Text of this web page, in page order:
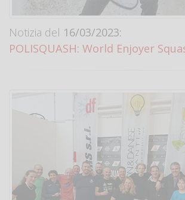
Notizia del 16/03/2023:
POLISQUASH: World Enjoyer